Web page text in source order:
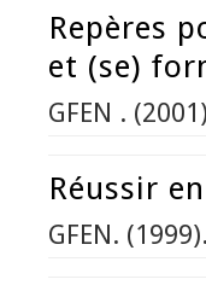
Repères
et (se)
GFEN .
Réussir
GFEN.